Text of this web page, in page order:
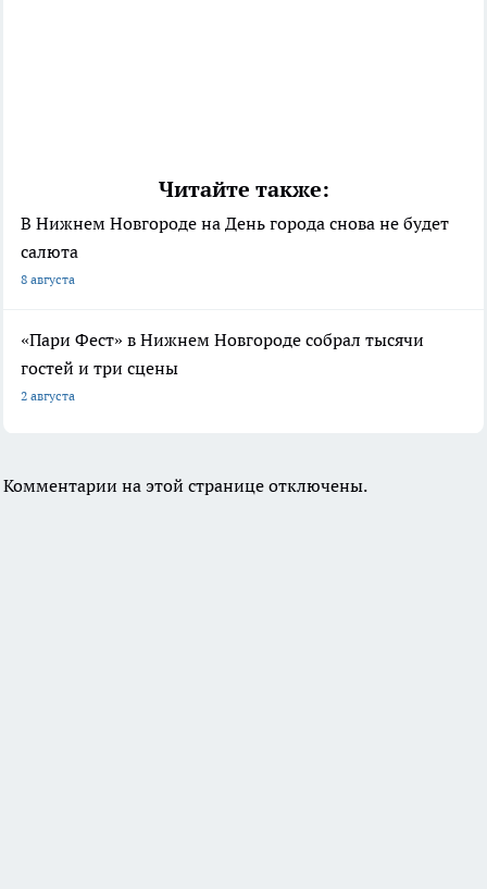
Читайте также:
В Нижнем Новгороде на День города снова не будет
салюта
8 августа
«Пари Фест» в Нижнем Новгороде собрал тысячи
гостей и три сцены
2 августа
Комментарии на этой странице отключены.